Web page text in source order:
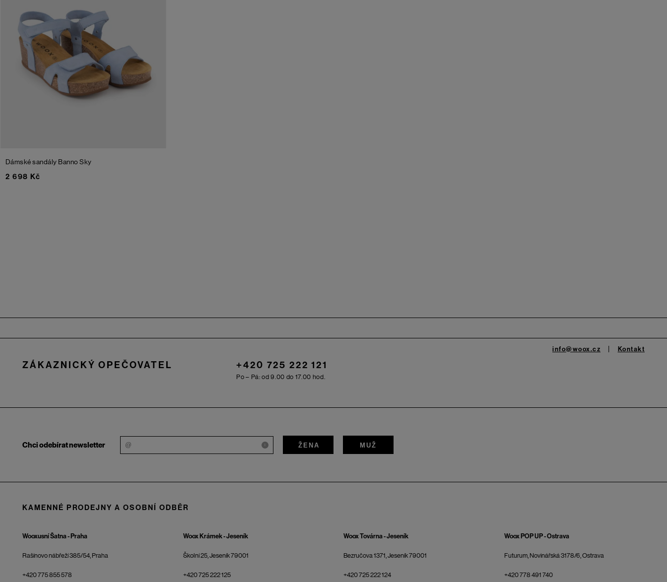
Dámské sandály BannoSky
2 698 Kč
ZÁKAZNICKÝ OPEČOVATEL +420 725 222 121
Po – Pá: od 9.00 do 17.00 hod.
info@woox.cz Kontakt
Chci odebírat newsletter i ŽENA MUŽ
KAMENNÉ PRODEJNY A OSOBNÍ ODBĚR
Wooxusní Šatna - Praha
Rašínovo nábřeží 385/54, Praha
+420 775 855 578
Woox Krámek - Jeseník
Školní 25, Jeseník 79001
+420 725 222 125
Woox Továrna - Jeseník
Bezručova 1371, Jeseník 79001
+420 725 222 124
Woox POP UP - Ostrava
Futurum, Novinářská 3178/6, Ostrava
+420 778 491 740